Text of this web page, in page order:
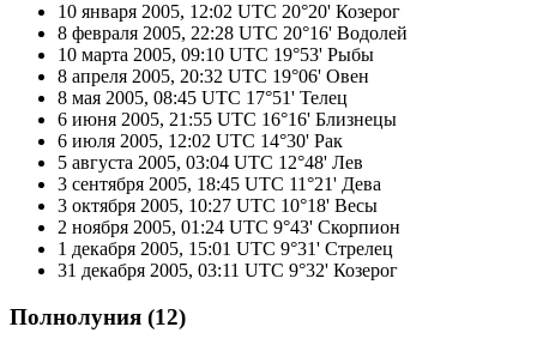
10 января 2005, 12:02 UTC 20°20' Козерог
8 февраля 2005, 22:28 UTC 20°16' Водолей
10 марта 2005, 09:10 UTC 19°53' Рыбы
8 апреля 2005, 20:32 UTC 19°06' Овен
8 мая 2005, 08:45 UTC 17°51' Телец
6 июня 2005, 21:55 UTC 16°16' Близнецы
6 июля 2005, 12:02 UTC 14°30' Рак
5 августа 2005, 03:04 UTC 12°48' Лев
3 сентября 2005, 18:45 UTC 11°21' Дева
3 октября 2005, 10:27 UTC 10°18' Весы
2 ноября 2005, 01:24 UTC 9°43' Скорпион
1 декабря 2005, 15:01 UTC 9°31' Стрелец
31 декабря 2005, 03:11 UTC 9°32' Козерог
Полнолуния (12)